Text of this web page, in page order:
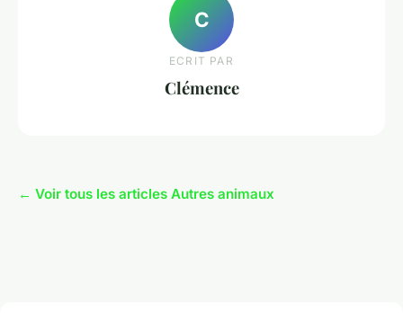
C
ECRIT PAR
Clémence
← Voir tous les articles Autres animaux